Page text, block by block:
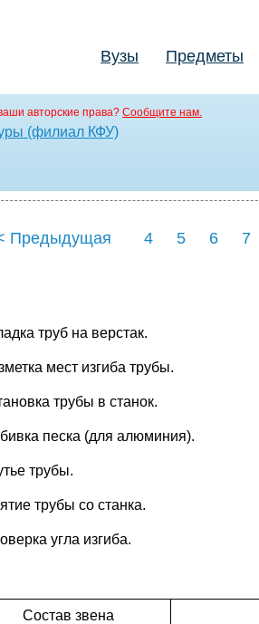
Вузы Предметы
авторские права? Сообщите нам.
(филиал КФУ)
Предыдущая 4 5 6 7
труб на верстак.
мест изгиба трубы.
трубы в станок.
песка (для алюминия).
трубы.
трубы со станка.
угла изгиба.
Состав звена